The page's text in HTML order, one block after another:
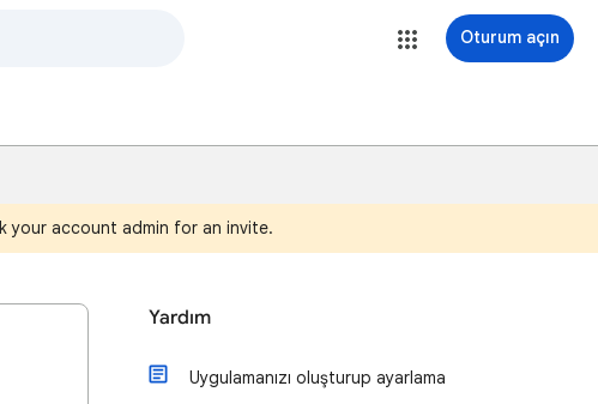
Oturum açın
your account admin for an invite.
Yardım
Uygulamanızı oluşturup ayarlama